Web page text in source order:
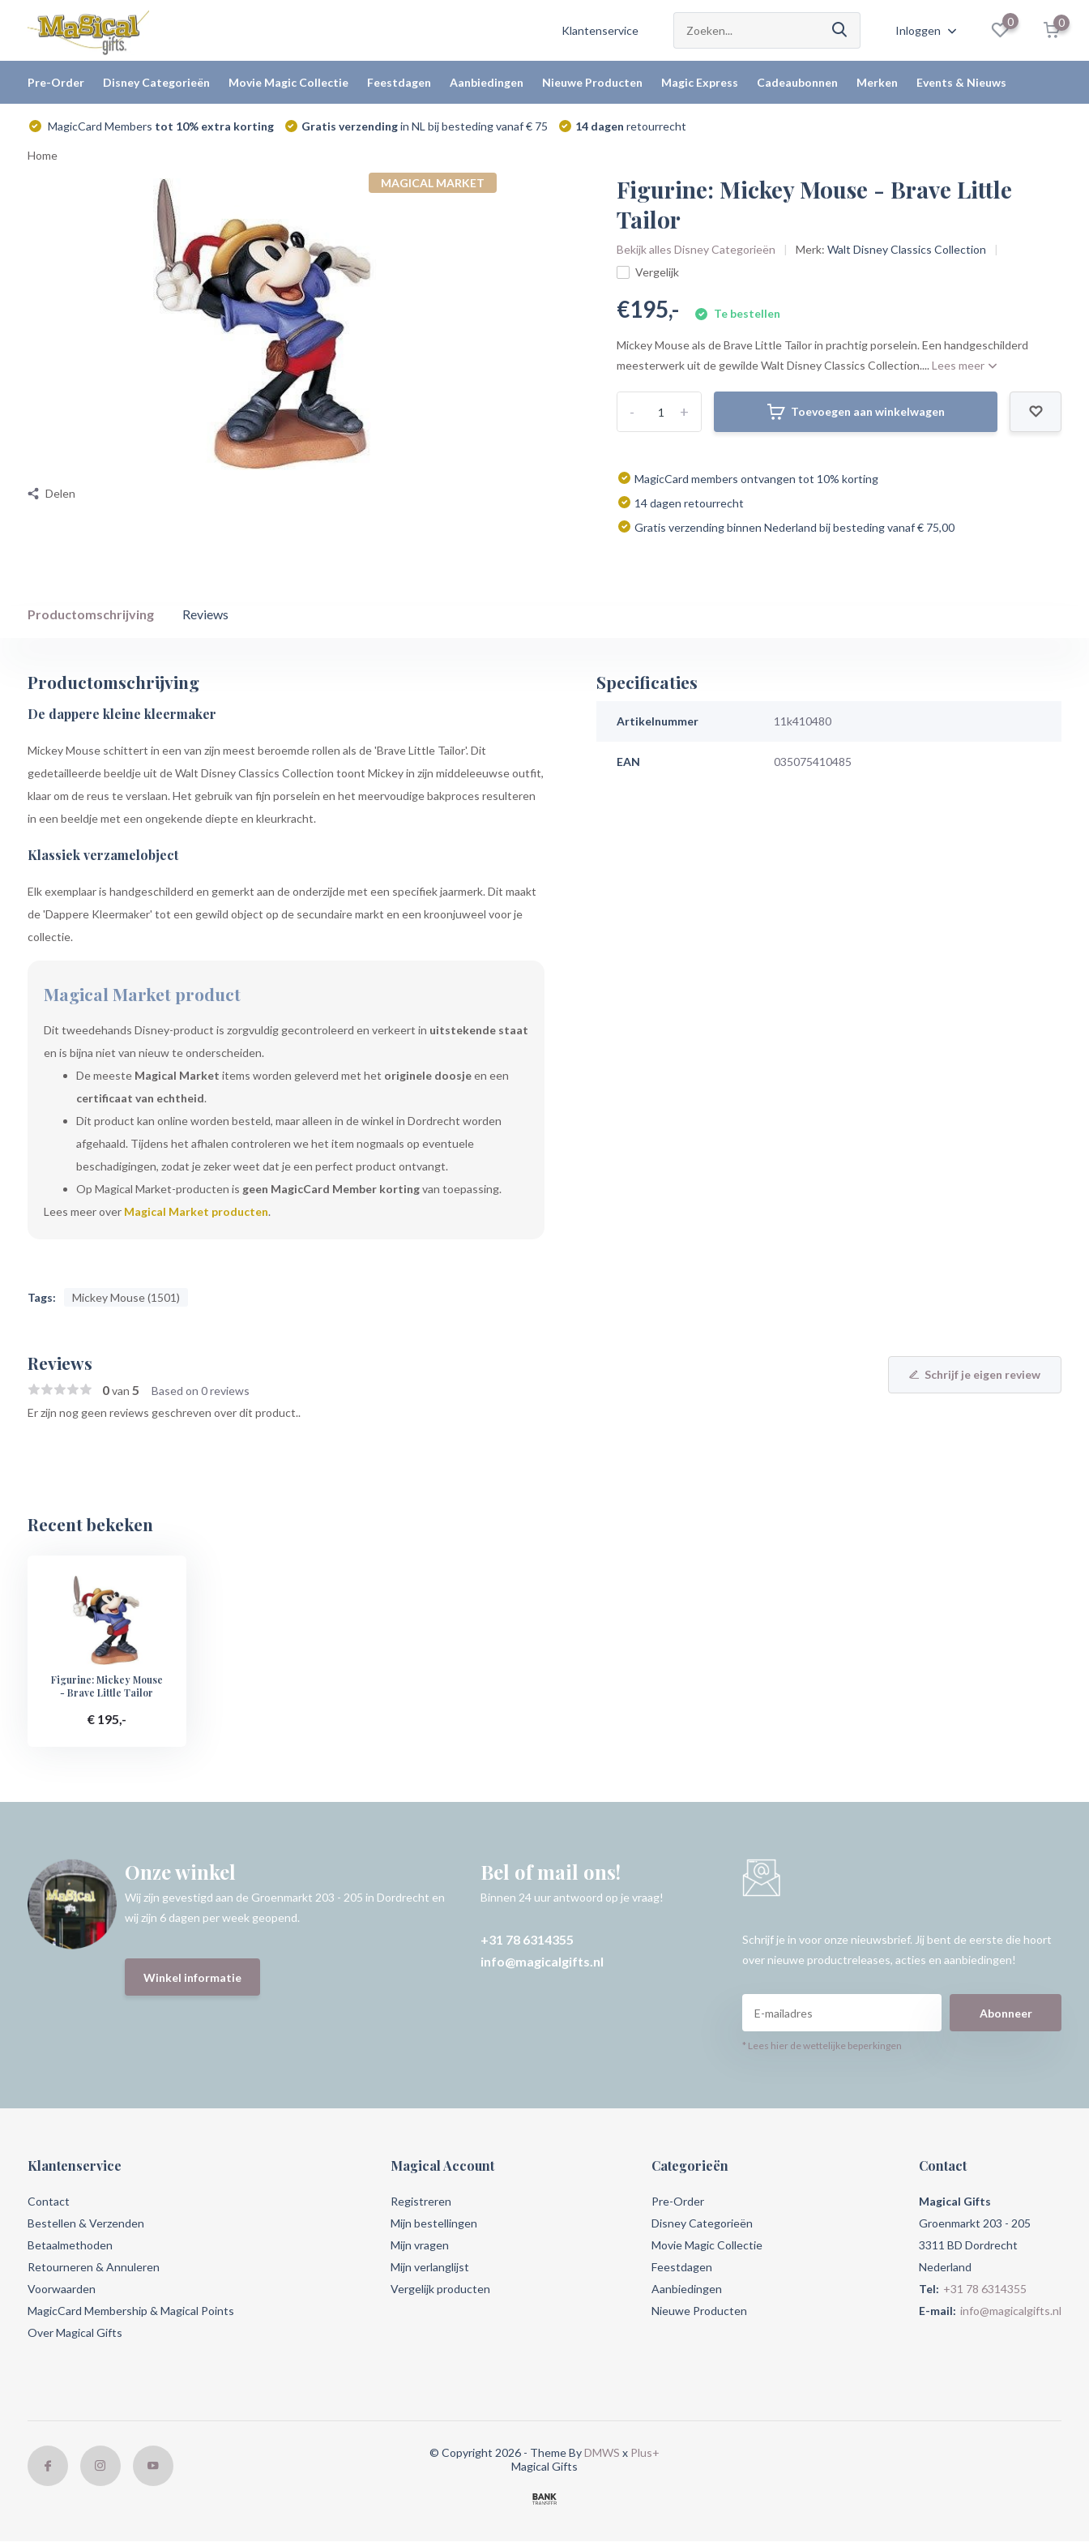
Klantenservice Inloggen
0 0
Pre-Order Disney Categorieën Movie Magic Collectie Feestdagen Aanbiedingen Nieuwe Producten Magic Express Cadeaubonnen Merken Events & Nieuws
MagicCard Members tot 10% extra korting Gratis verzendingin NL bij besteding vanaf € 75 14 dagen retourrecht
Home
MAGICAL MARKET
Delen
Figurine: Mickey Mouse - Brave Little
Tailor
Bekijk alles Disney Categorieën Merk:Walt Disney Classics Collection
Vergelijk
€195,- Te bestellen
Mickey Mouse als de Brave Little Tailor in prachtig porselein. Een handgeschilderd
meesterwerk uit de gewilde Walt Disney Classics Collection....Lees meer
+
- Toevoegen aan winkelwagen
MagicCard members ontvangen tot 10% korting
14 dagen retourrecht
Gratis verzending binnen Nederland bij besteding vanaf € 75,00
Productomschrijving Reviews
Productomschrijving
De dappere kleine kleermaker
Mickey Mouse schittert in een van zijn meest beroemde rollen als de 'Brave Little Tailor'. Dit
gedetailleerde beeldje uit de Walt Disney Classics Collection toont Mickey in zijn middeleeuwse outfit,
klaar om de reus te verslaan. Het gebruik van fijn porselein en het meervoudige bakproces resulteren
in een beeldje met een ongekende diepte en kleurkracht.
Klassiek verzamelobject
Elk exemplaar is handgeschilderd en gemerkt aan de onderzijde met een specifiek jaarmerk. Dit maakt
de 'Dappere Kleermaker' tot een gewild object op de secundaire markt en een kroonjuweel voor je
collectie.
Magical Market product
Dit tweedehands Disney-product is zorgvuldig gecontroleerd en verkeert in uitstekende staat
en is bijna niet van nieuw te onderscheiden.
De meeste Magical Market items worden geleverd met het originele doosjeen een
certificaat van echtheid.
Dit product kan online worden besteld, maar alleen in de winkel in Dordrecht worden
afgehaald. Tijdens het afhalen controleren we het item nogmaals op eventuele
beschadigingen, zodat je zeker weet dat je een perfect product ontvangt.
Op Magical Market-producten is geen MagicCard Member kortingvan toepassing.
Lees meer over Magical Market producten.
Tags: Mickey Mouse (1501)
Specificaties
Artikelnummer 11k410480
EAN 035075410485
Reviews
0van 5 Based on 0 reviews
Schrijf je eigen review
Er zijn nog geen reviews geschreven over dit product..
Recent bekeken
Figurine: Mickey Mouse
- Brave Little Tailor
€ 195,-
Onze winkel
Wij zijn gevestigd aan de Groenmarkt 203 - 205 in Dordrecht en
wij zijn 6 dagen per week geopend.
Winkel informatie
Bel of mail ons!
Binnen 24 uur antwoord op je vraag!
+31 78 6314355
info@magicalgifts.nl
Schrijf je in voor onze nieuwsbrief. Jij bent de eerste die hoort
over nieuwe productreleases, acties en aanbiedingen!
Abonneer
* Lees hier de wettelijke beperkingen
Klantenservice
Contact
Bestellen & Verzenden
Betaalmethoden
Retourneren & Annuleren
Voorwaarden
MagicCard Membership & Magical Points
Over Magical Gifts
Magical Account
Registreren
Mijn bestellingen
Mijn vragen
Mijn verlanglijst
Vergelijk producten
Categorieën
Pre-Order
Disney Categorieën
Movie Magic Collectie
Feestdagen
Aanbiedingen
Nieuwe Producten
Contact
Magical Gifts
Groenmarkt 203 - 205
3311 BD Dordrecht
Nederland
Tel: +31 78 6314355
E-mail: info@magicalgifts.nl
© Copyright 2026 - Theme ByDMWS x Plus+
Magical Gifts